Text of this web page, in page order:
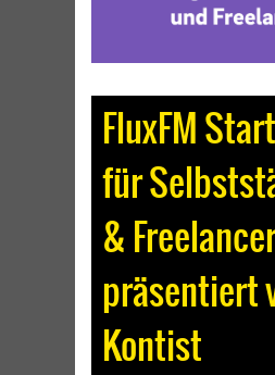
FluxFM
für
&
präsentiert
Kontist